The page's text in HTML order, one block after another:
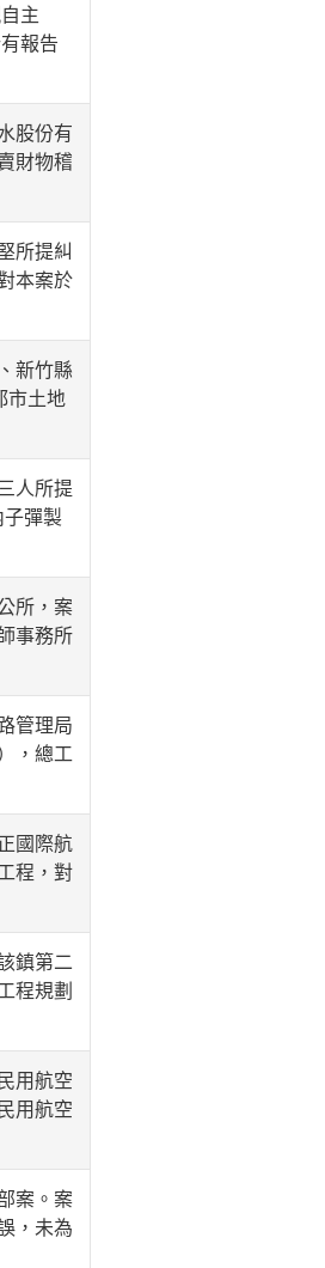
主
報告
股份有
財物稽
所提糾
本案於
新竹縣
市土地
人所提
子彈製
所，案
事務所
管理局
，總工
國際航
程，對
鎮第二
程規劃
用航空
用航空
案。案
，未為